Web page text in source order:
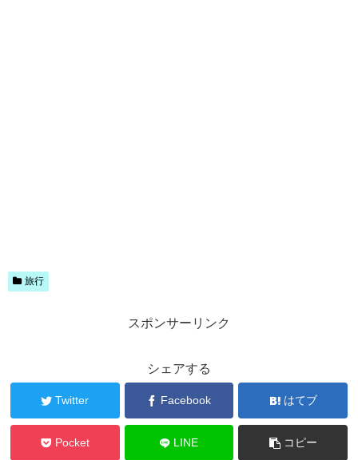
旅行
スポンサーリンク
シェアする
Twitter Facebook はてブ
Pocket LINE コピー